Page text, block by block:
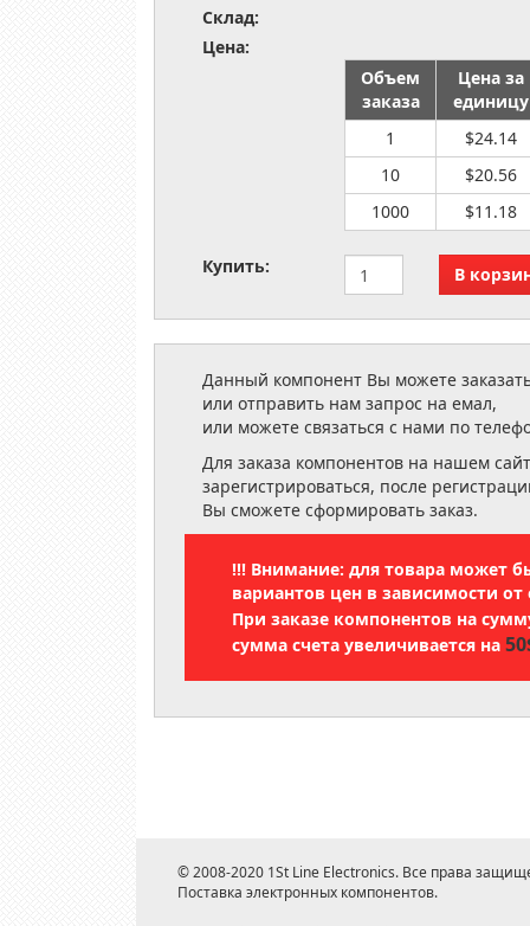
Склад:
Цена:
Объем
заказа
Цена за
единицу
1
$24.14
10
$20.56
1000
$11.18
Купить:
Данный компонент Вы можете
или отправить нам запрос на емал,
или можете связаться с нами по
Для заказа компонентов на нашем
зарегистрироваться, после
Вы сможете сформировать заказ.
!!! Внимание: для товара может
вариантов цен в зависимости от
При заказе компонентов на
сумма счета увеличивается на
© 2008-2020 1St Line Electronics. Все права
Поставка электронных компонентов.